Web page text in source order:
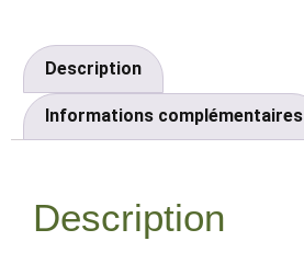
Description
Informations complémentaires
Description